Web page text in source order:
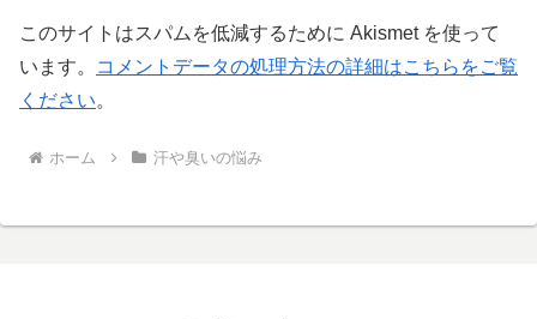
このサイトはスパムを低減するために Akismet を使って
います。
コメントデータの処理方法の詳細はこちらをご覧
ください。
ホーム 汗や臭いの悩み